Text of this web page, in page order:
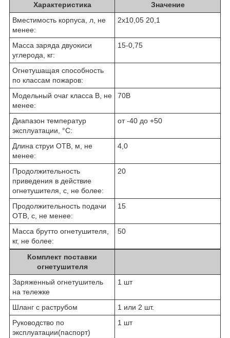
Характеристика
Значение
Вместимость корпуса, л, не
менее:
2х10,05 20,1
Масса заряда двуокиси
углерода, кг:
15-0,75
Огнетушащая способность
по классам пожаров:
Модельный очаг класса В, не
менее:
70В
Диапазон температур
эксплуатации, °C:
от -40 до +50
Длина струи ОТВ, м, не
менее:
4,0
Продолжительность
приведения в действие
огнетушителя, с, не более:
20
Продолжительность подачи
ОТВ, с, не менее:
15
Масса брутто огнетушителя,
кг, не более:
50
Комплект поставки
огнетушителя
Заряженный огнетушитель
на тележке
1 шт
Шланг с раструбом
1 или 2 шт.
Руководство по
эксплуатации(паспорт)
1 шт